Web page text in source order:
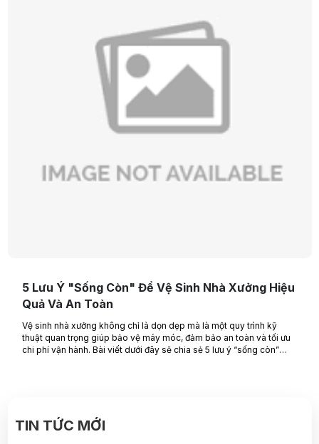
5 Lưu Ý "Sống Còn" Để Vệ Sinh Nhà Xưởng Hiệu
Quả Và An Toàn
Vệ sinh nhà xưởng không chỉ là dọn dẹp mà là một quy trình kỹ
thuật quan trọng giúp bảo vệ máy móc, đảm bảo an toàn và tối ưu
chi phí vận hành. Bài viết dưới đây sẽ chia sẻ 5 lưu ý “sống còn”
TIN TỨC MỚI